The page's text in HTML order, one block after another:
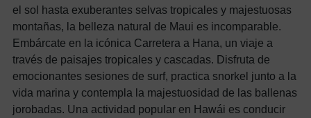
el sol hasta exuberantes selvas tropicales y majestuosas
montañas, la belleza natural de Maui es incomparable.
Embárcate en la icónica Carretera a Hana, un viaje a
través de paisajes tropicales y cascadas. Disfruta de
emocionantes sesiones de surf, practica snorkel junto a la
vida marina y contempla la majestuosidad de las ballenas
jorobadas. Una actividad popular en Hawái es conducir